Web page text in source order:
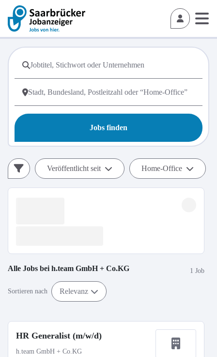
Jobs finden
Veröffentlicht seit Home-Office
Alle Jobs bei h.team GmbH + Co.KG 1 Job
Sortieren nach Relevanz
HR Generalist (m/w/d)
h.team GmbH + Co.KG